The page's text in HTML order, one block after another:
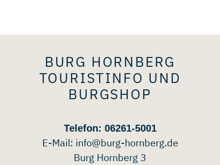
BURG HORNBERG
TOURISTINFO UND
BURGSHOP
Telefon: 06261-5001
E-Mail: info@burg-hornberg.de
Burg Hornberg 3